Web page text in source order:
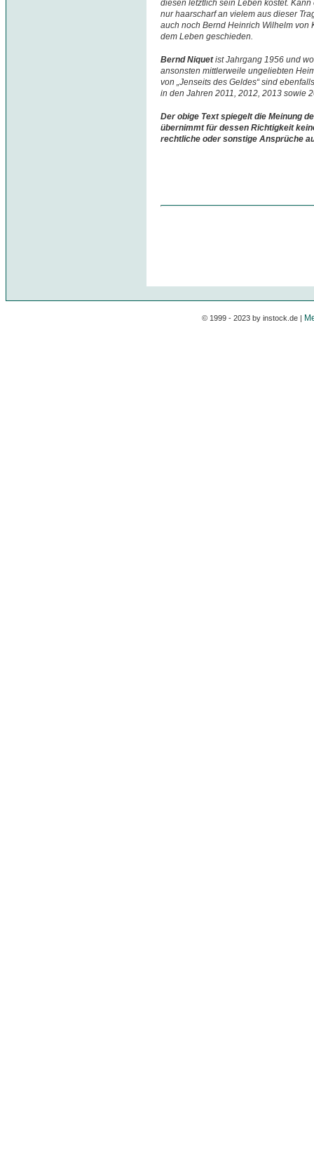
diesen letztlich sein Leben kostet.
nur haarscharf an vielem aus dieser
auch noch Bernd Heinrich Wilhelm von
dem Leben geschieden.
Bernd Niquetist Jahrgang 1956 und
ansonsten mittlerweile ungeliebten
von „Jenseits des Geldes“ sind
in den Jahren 2011, 2012, 2013 sowie
Der obige Text spiegelt die Meinung
übernimmt für dessen Richtigkeit
rechtliche oder sonstige Ansprüche
© 1999 - 2023 by instock.de |